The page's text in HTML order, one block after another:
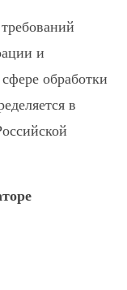
и
обработки
в